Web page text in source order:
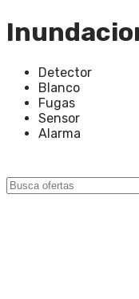
Detector
Blanco
Fugas
Sensor
Alarma